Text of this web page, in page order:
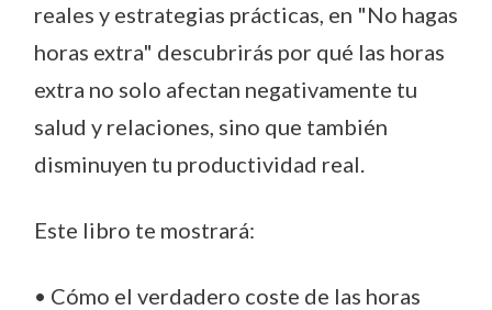
reales y estrategias prácticas, en "No hagas
horas extra" descubrirás por qué las horas
extra no solo afectan negativamente tu
salud y relaciones, sino que también
disminuyen tu productividad real.
Este libro te mostrará:
• Cómo el verdadero coste de las horas